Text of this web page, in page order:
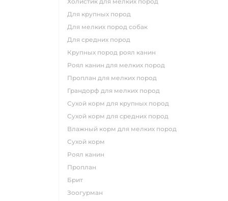
для крупных пород
для мелких пород собак
для средних пород
крупных пород роял канин
роял канин для мелких пород
проплан для мелких пород
грандорф для мелких пород
сухой корм для крупных пород
сухой корм для средних пород
влажный корм для мелких пород
сухой корм
роял канин
проплан
брит
зоогурман